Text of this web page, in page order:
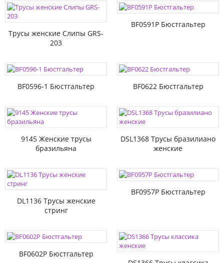
Трусы женские Слипы GRS-
203
BF0591P Бюстгальтер
BF0596-1 Бюстгальтер BF0622 Бюстгальтер
9145 Женские трусы
бразильяна
DSL1368 Трусы бразилиано
женские
DL1136 Трусы женские
стринг
BF0957P Бюстгальтер
BF0602P Бюстгальтер